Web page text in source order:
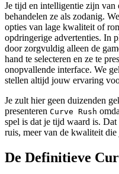
Je tijd en intelligentie zijn van
behandelen ze als zodanig.
opties van lage kwaliteit of
opdringerige advertenties. In
door zorgvuldig alleen de
hand te selecteren en ze te
onopvallende interface. We
stellen altijd jouw ervaring
Je zult hier geen duizenden
presenteren Curve Rush
spel is dat je tijd waard is.
ruis, meer van de kwaliteit die
De Definitieve